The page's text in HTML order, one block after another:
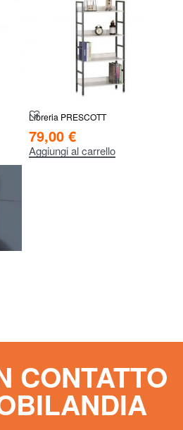
Libreria PRESCOTT
79,00 €
Aggiungi al carrello
CONTATTO